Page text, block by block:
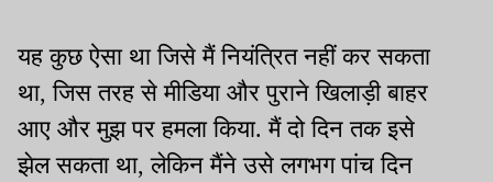
यह कुछ ऐसा था जिसे मैं नियंत्रित नहीं कर सकता
था, जिस तरह से मीडिया और पुराने खिलाड़ी बाहर
आए और मुझ पर हमला किया. मैं दो दिन तक इसे
झेल सकता था, लेकिन मैंने उसे लगभग पांच दिन